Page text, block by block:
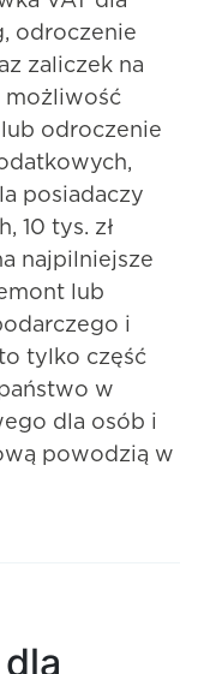
odroczenie
zaliczek na
możliwość
odroczenie
posiadaczy
10 tys. zł
najpilniejsze
lub
i
tylko część
w
dla osób i
powodzią w